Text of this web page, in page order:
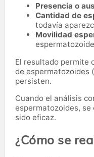
Presencia o
Cantidad de
todavía
Movilidad
El resultado permite
de espermatozoides
persisten.
Cuando el análisis
espermatozoides, se
sido eficaz.
¿Cómo se